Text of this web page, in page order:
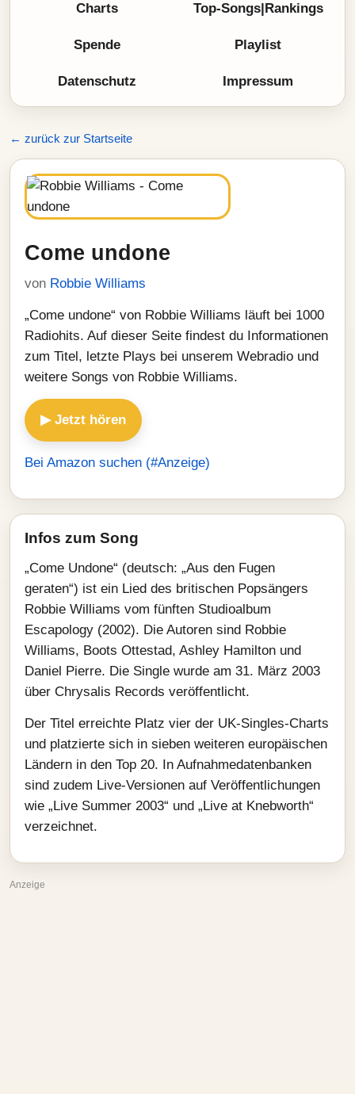
Charts Top-Songs|Rankings
Spende Playlist
Datenschutz Impressum
← zurück zur Startseite
Come undone
von Robbie Williams
„Come undone“ von Robbie Williams läuft bei 1000
Radiohits. Auf dieser Seite findest du Informationen
zum Titel, letzte Plays bei unserem Webradio und
weitere Songs von Robbie Williams.
▶ Jetzt hören
Bei Amazon suchen (#Anzeige)
Infos zum Song
„Come Undone“ (deutsch: „Aus den Fugen
geraten“) ist ein Lied des britischen Popsängers
Robbie Williams vom fünften Studioalbum
Escapology (2002). Die Autoren sind Robbie
Williams, Boots Ottestad, Ashley Hamilton und
Daniel Pierre. Die Single wurde am 31. März 2003
über Chrysalis Records veröffentlicht.
Der Titel erreichte Platz vier der UK-Singles-Charts
und platzierte sich in sieben weiteren europäischen
Ländern in den Top 20. In Aufnahmedatenbanken
sind zudem Live-Versionen auf Veröffentlichungen
wie „Live Summer 2003“ und „Live at Knebworth“
verzeichnet.
Anzeige